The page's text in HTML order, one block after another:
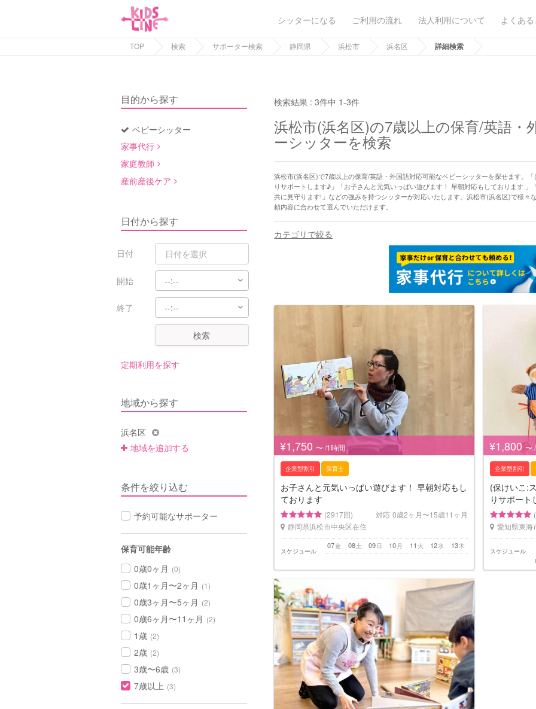
シッターになる ご利用の流れ 法人利用について よくあ
TOP 検索 サポーター検索 静岡県 浜松市 浜名区 詳細検索
目的から探す
ベビーシッター
家事代行
家庭教師
産前産後ケア
日付から探す
日付
開始
終了
検索
定期利用を探す
地域から探す
浜名区
地域を追加する
条件を絞り込む
予約可能なサポーター
保育可能年齢
0歳0ヶ月 (0)
0歳1ヶ月〜2ヶ月 (1)
0歳3ヶ月〜5ヶ月 (2)
0歳6ヶ月〜11ヶ月 (2)
1歳 (2)
2歳 (2)
3歳〜6歳 (3)
7歳以上 (3)
検索結果 :3件中 1-3件
浜松市(浜名区)の7歳以上の保育/英語・
ーシッターを検索
浜松市(浜名区)で7歳以上の保育/英語・外国語対応可能なベビーシッターを探せます。
りサポートします♪」「お子さんと元気いっぱい遊びます！ 早朝対応もしております
共に見守ります!」などの強みを持つシッターが対応いたします。浜松市(浜名区)で様々
頼内容に合わせて選んでいただけます。
カテゴリで絞る
¥1,750 〜 /1時間
企業型割引 保育士
お子さんと元気いっぱい遊びます！ 早朝対応もし
ております
(2917回) 対応 0歳2ヶ月〜15歳11ヶ月
静岡県浜松市中央区在住
スケジュール
金
07 土
08 日
09 月
10 火
11 水
12 木
13
¥1,800 〜
企業型割引
(保けいこ:
りサポート
愛知県東海
スケジュール